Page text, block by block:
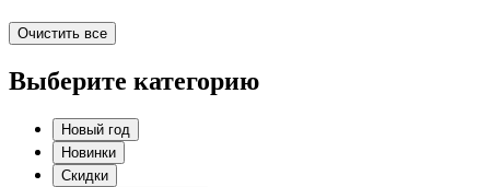
Очистить все
Выберите категорию
Новый год
Новинки
Скидки